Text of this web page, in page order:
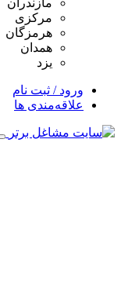
مرکزی
هرمزگان
همدان
یزد
ورود / ثبت نام
علاقه‌مندی ها